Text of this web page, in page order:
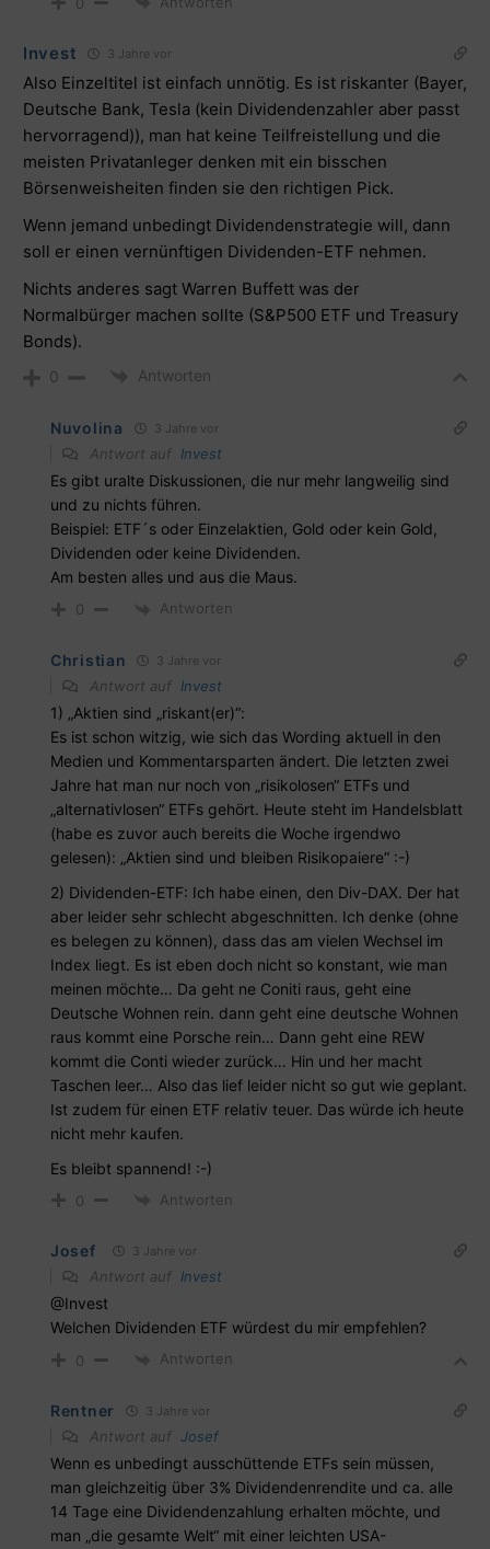
Invest 3 Jahre vor
Also Einzeltitel ist einfach unnötig. Es ist riskanter (Bayer,
Deutsche Bank, Tesla (kein Dividendenzahler aber passt
hervorragend)), man hat keine Teilfreistellung und die
meisten Privatanleger denken mit ein bisschen
Börsenweisheiten finden sie den richtigen Pick.
Wenn jemand unbedingt Dividendenstrategie will, dann
soll er einen vernünftigen Dividenden-ETF nehmen.
Nichts anderes sagt Warren Buffett was der
Normalbürger machen sollte (S&P500 ETF und Treasury
Bonds).
0 Antworten
Nuvolina 3 Jahre vor
Antwort auf Invest
Es gibt uralte Diskussionen, die nur mehr langweilig sind
und zu nichts führen.
Beispiel: ETF´s oder Einzelaktien, Gold oder kein Gold,
Dividenden oder keine Dividenden.
Am besten alles und aus die Maus.
0 Antworten
Christian 3 Jahre vor
Antwort auf Invest
1) „Aktien sind „riskant(er)“:
Es ist schon witzig, wie sich das Wording aktuell in den
Medien und Kommentarsparten ändert. Die letzten zwei
Jahre hat man nur noch von „risikolosen“ ETFs und
„alternativlosen“ ETFs gehört. Heute steht im Handelsblatt
(habe es zuvor auch bereits die Woche irgendwo
gelesen): „Aktien sind und bleiben Risikopaiere“ :-)
2) Dividenden-ETF: Ich habe einen, den Div-DAX. Der hat
aber leider sehr schlecht abgeschnitten. Ich denke (ohne
es belegen zu können), dass das am vielen Wechsel im
Index liegt. Es ist eben doch nicht so konstant, wie man
meinen möchte… Da geht ne Coniti raus, geht eine
Deutsche Wohnen rein. dann geht eine deutsche Wohnen
raus kommt eine Porsche rein… Dann geht eine REW
kommt die Conti wieder zurück… Hin und her macht
Taschen leer… Also das lief leider nicht so gut wie geplant.
Ist zudem für einen ETF relativ teuer. Das würde ich heute
nicht mehr kaufen.
Es bleibt spannend! :-)
0 Antworten
Josef 3 Jahre vor
Antwort auf Invest
@Invest
Welchen Dividenden ETF würdest du mir empfehlen?
0 Antworten
Rentner 3 Jahre vor
Antwort auf Josef
Wenn es unbedingt ausschüttende ETFs sein müssen,
man gleichzeitig über 3% Dividendenrendite und ca. alle
14 Tage eine Dividendenzahlung erhalten möchte, und
man „die gesamte Welt“ mit einer leichten USA-